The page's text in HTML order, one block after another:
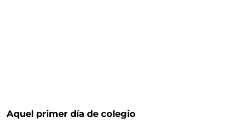
Aquel primer día de colegio